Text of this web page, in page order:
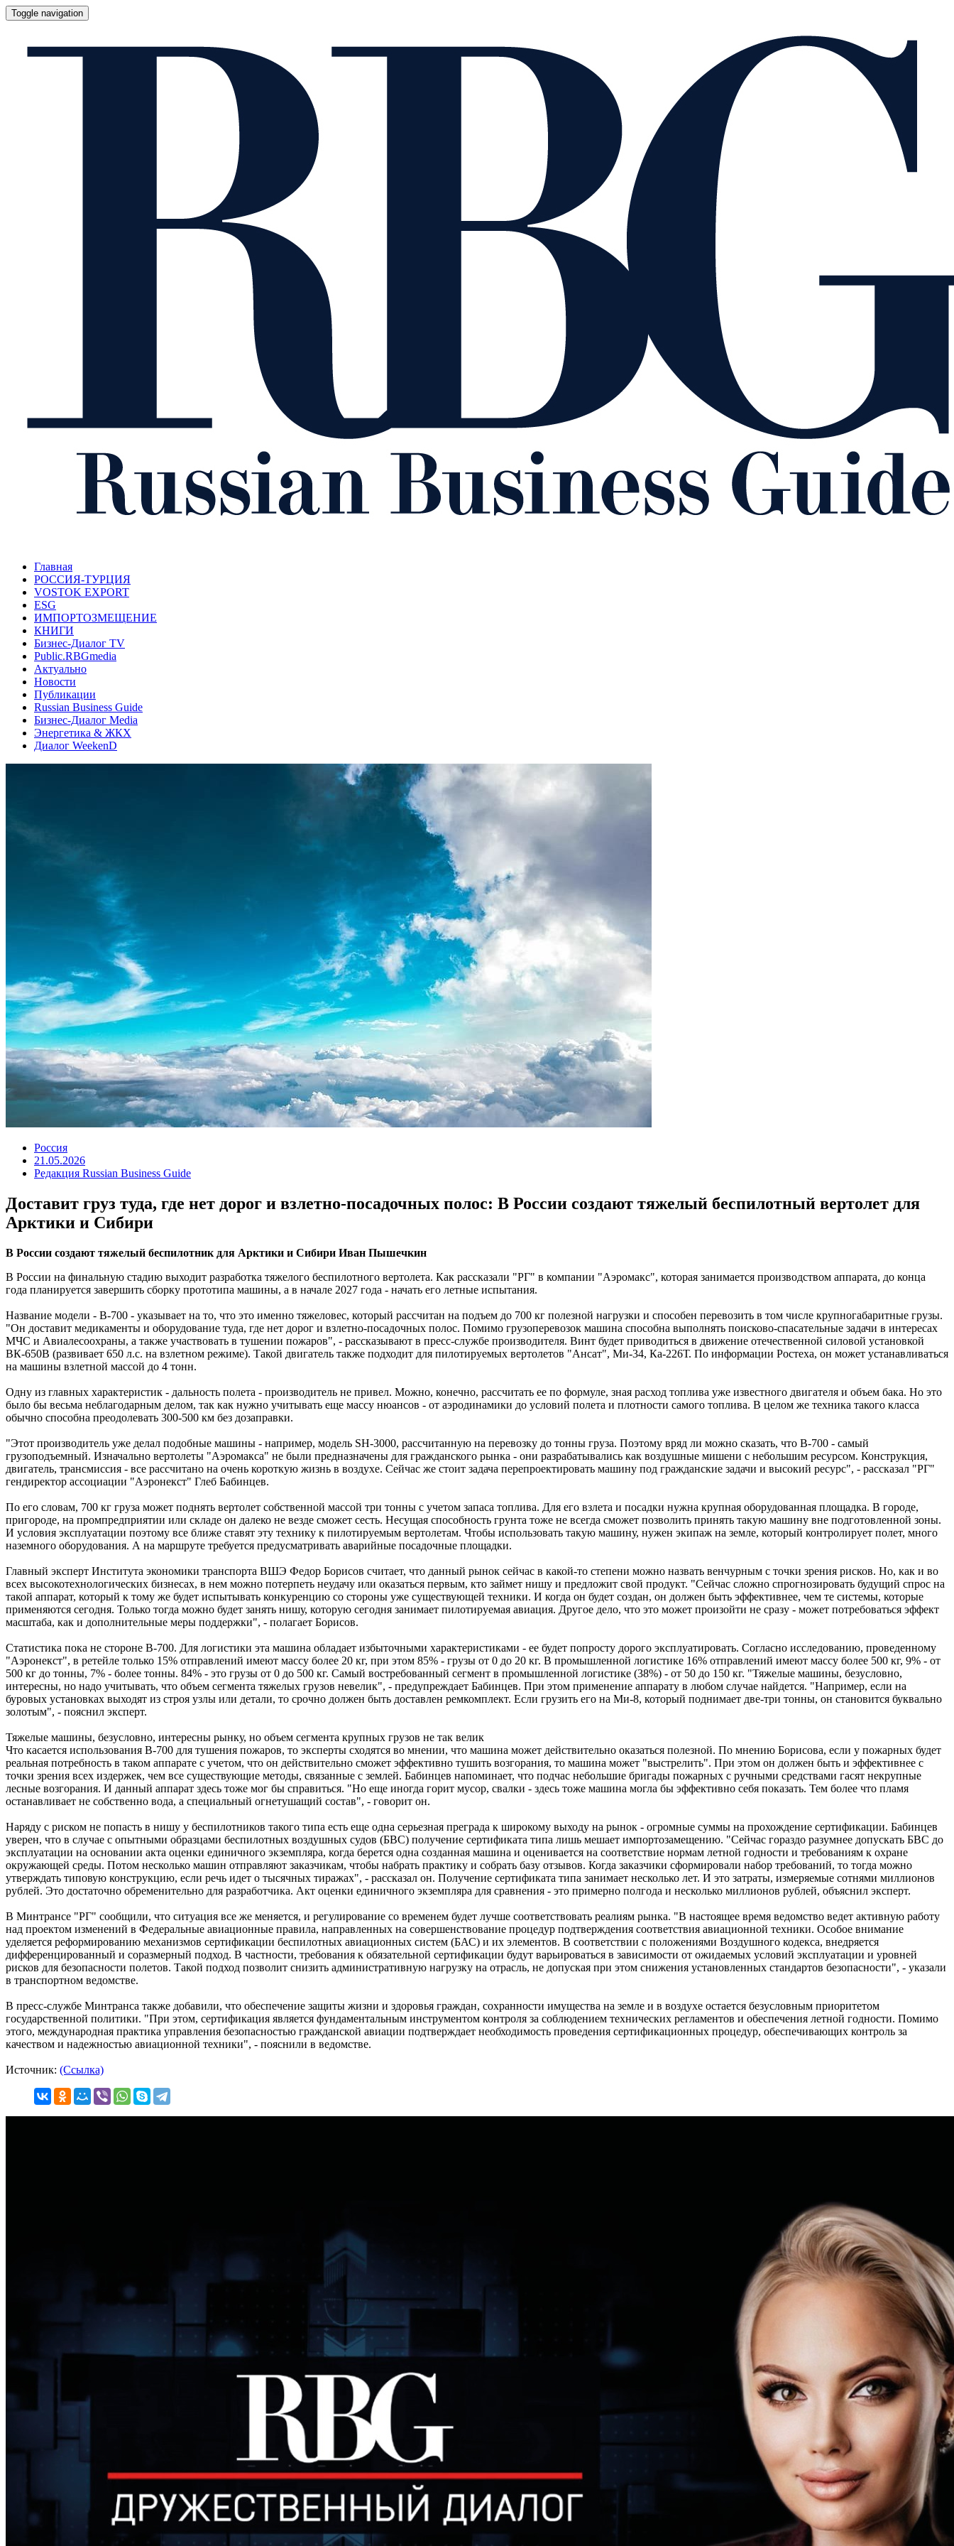
Toggle navigation
Главная
РОССИЯ-ТУРЦИЯ
VOSTOK EXPORT
ESG
ИМПОРТОЗМЕЩЕНИЕ
КНИГИ
Бизнес-Диалог TV
Public.RBGmedia
Актуально
Новости
Публикации
Russian Business Guide
Бизнес-Диалог Media
Энергетика & ЖКХ
Диалог WeekenD
Россия
21.05.2026
Редакция Russian Business Guide
Доставит груз туда, где нет дорог и взлетно-посадочных полос: В России создают тяжелый беспилотный вертолет для
Арктики и Сибири
В России создают тяжелый беспилотник для Арктики и Сибири Иван Пышечкин
В России на финальную стадию выходит разработка тяжелого беспилотного вертолета. Как рассказали "РГ" в компании "Аэромакс", которая занимается производством аппарата, до конца
года планируется завершить сборку прототипа машины, а в начале 2027 года - начать его летные испытания.
Название модели - В-700 - указывает на то, что это именно тяжеловес, который рассчитан на подъем до 700 кг полезной нагрузки и способен перевозить в том числе крупногабаритные грузы.
"Он доставит медикаменты и оборудование туда, где нет дорог и взлетно-посадочных полос. Помимо грузоперевозок машина способна выполнять поисково-спасательные задачи в интересах
МЧС и Авиалесоохраны, а также участвовать в тушении пожаров", - рассказывают в пресс-службе производителя. Винт будет приводиться в движение отечественной силовой установкой
ВК-650В (развивает 650 л.с. на взлетном режиме). Такой двигатель также подходит для пилотируемых вертолетов "Ансат", Ми-34, Ка-226Т. По информации Ростеха, он может устанавливаться
на машины взлетной массой до 4 тонн.
Одну из главных характеристик - дальность полета - производитель не привел. Можно, конечно, рассчитать ее по формуле, зная расход топлива уже известного двигателя и объем бака. Но это
было бы весьма неблагодарным делом, так как нужно учитывать еще массу нюансов - от аэродинамики до условий полета и плотности самого топлива. В целом же техника такого класса
обычно способна преодолевать 300-500 км без дозаправки.
"Этот производитель уже делал подобные машины - например, модель SH-3000, рассчитанную на перевозку до тонны груза. Поэтому вряд ли можно сказать, что В-700 - самый
грузоподъемный. Изначально вертолеты "Аэромакса" не были предназначены для гражданского рынка - они разрабатывались как воздушные мишени с небольшим ресурсом. Конструкция,
двигатель, трансмиссия - все рассчитано на очень короткую жизнь в воздухе. Сейчас же стоит задача перепроектировать машину под гражданские задачи и высокий ресурс", - рассказал "РГ"
гендиректор ассоциации "Аэронекст" Глеб Бабинцев.
По его словам, 700 кг груза может поднять вертолет собственной массой три тонны с учетом запаса топлива. Для его взлета и посадки нужна крупная оборудованная площадка. В городе,
пригороде, на промпредприятии или складе он далеко не везде сможет сесть. Несущая способность грунта тоже не всегда сможет позволить принять такую машину вне подготовленной зоны.
И условия эксплуатации поэтому все ближе ставят эту технику к пилотируемым вертолетам. Чтобы использовать такую машину, нужен экипаж на земле, который контролирует полет, много
наземного оборудования. А на маршруте требуется предусматривать аварийные посадочные площадки.
Главный эксперт Института экономики транспорта ВШЭ Федор Борисов считает, что данный рынок сейчас в какой-то степени можно назвать венчурным с точки зрения рисков. Но, как и во
всех высокотехнологических бизнесах, в нем можно потерпеть неудачу или оказаться первым, кто займет нишу и предложит свой продукт. "Сейчас сложно спрогнозировать будущий спрос на
такой аппарат, который к тому же будет испытывать конкуренцию со стороны уже существующей техники. И когда он будет создан, он должен быть эффективнее, чем те системы, которые
применяются сегодня. Только тогда можно будет занять нишу, которую сегодня занимает пилотируемая авиация. Другое дело, что это может произойти не сразу - может потребоваться эффект
масштаба, как и дополнительные меры поддержки", - полагает Борисов.
Статистика пока не стороне B-700. Для логистики эта машина обладает избыточными характеристиками - ее будет попросту дорого эксплуатировать. Согласно исследованию, проведенному
"Аэронекст", в ретейле только 15% отправлений имеют массу более 20 кг, при этом 85% - грузы от 0 до 20 кг. В промышленной логистике 16% отправлений имеют массу более 500 кг, 9% - от
500 кг до тонны, 7% - более тонны. 84% - это грузы от 0 до 500 кг. Самый востребованный сегмент в промышленной логистике (38%) - от 50 до 150 кг. "Тяжелые машины, безусловно,
интересны, но надо учитывать, что объем сегмента тяжелых грузов невелик", - предупреждает Бабинцев. При этом применение аппарату в любом случае найдется. "Например, если на
буровых установках выходят из строя узлы или детали, то срочно должен быть доставлен ремкомплект. Если грузить его на Ми-8, который поднимает две-три тонны, он становится буквально
золотым", - пояснил эксперт.
Тяжелые машины, безусловно, интересны рынку, но объем сегмента крупных грузов не так велик
Что касается использования В-700 для тушения пожаров, то эксперты сходятся во мнении, что машина может действительно оказаться полезной. По мнению Борисова, если у пожарных будет
реальная потребность в таком аппарате с учетом, что он действительно сможет эффективно тушить возгорания, то машина может "выстрелить". При этом он должен быть и эффективнее с
точки зрения всех издержек, чем все существующие методы, связанные с землей. Бабинцев напоминает, что подчас небольшие бригады пожарных с ручными средствами гасят некрупные
лесные возгорания. И данный аппарат здесь тоже мог бы справиться. "Но еще иногда горит мусор, свалки - здесь тоже машина могла бы эффективно себя показать. Тем более что пламя
останавливает не собственно вода, а специальный огнетушащий состав", - говорит он.
Наряду с риском не попасть в нишу у беспилотников такого типа есть еще одна серьезная преграда к широкому выходу на рынок - огромные суммы на прохождение сертификации. Бабинцев
уверен, что в случае с опытными образцами беспилотных воздушных судов (БВС) получение сертификата типа лишь мешает импортозамещению. "Сейчас гораздо разумнее допускать БВС до
эксплуатации на основании акта оценки единичного экземпляра, когда берется одна созданная машина и оценивается на соответствие нормам летной годности и требованиям к охране
окружающей среды. Потом несколько машин отправляют заказчикам, чтобы набрать практику и собрать базу отзывов. Когда заказчики сформировали набор требований, то тогда можно
утверждать типовую конструкцию, если речь идет о тысячных тиражах", - рассказал он. Получение сертификата типа занимает несколько лет. И это затраты, измеряемые сотнями миллионов
рублей. Это достаточно обременительно для разработчика. Акт оценки единичного экземпляра для сравнения - это примерно полгода и несколько миллионов рублей, объяснил эксперт.
В Минтрансе "РГ" сообщили, что ситуация все же меняется, и регулирование со временем будет лучше соответствовать реалиям рынка. "В настоящее время ведомство ведет активную работу
над проектом изменений в Федеральные авиационные правила, направленных на совершенствование процедур подтверждения соответствия авиационной техники. Особое внимание
уделяется реформированию механизмов сертификации беспилотных авиационных систем (БАС) и их элементов. В соответствии с положениями Воздушного кодекса, внедряется
дифференцированный и соразмерный подход. В частности, требования к обязательной сертификации будут варьироваться в зависимости от ожидаемых условий эксплуатации и уровней
рисков для безопасности полетов. Такой подход позволит снизить административную нагрузку на отрасль, не допуская при этом снижения установленных стандартов безопасности", - указали
в транспортном ведомстве.
В пресс-службе Минтранса также добавили, что обеспечение защиты жизни и здоровья граждан, сохранности имущества на земле и в воздухе остается безусловным приоритетом
государственной политики. "При этом, сертификация является фундаментальным инструментом контроля за соблюдением технических регламентов и обеспечения летной годности. Помимо
этого, международная практика управления безопасностью гражданской авиации подтверждает необходимость проведения сертификационных процедур, обеспечивающих контроль за
качеством и надежностью авиационной техники", - пояснили в ведомстве.
Источник: (Ссылка)